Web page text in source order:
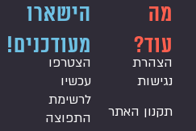
מה
עוד?
הצהרת
נגישות
תקנון האתר
הישארו
מעודכנים!
הצטרפו
עכשיו
לרשימת
התפוצה